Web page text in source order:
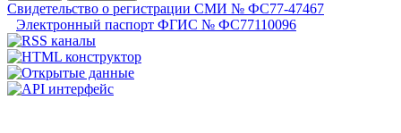
Свидетельство о регистрации СМИ № ФС77-47467
Электронный паспорт ФГИС № ФС77110096